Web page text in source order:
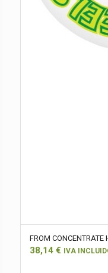
FROM CONCENTRATE
38,14 € IVA